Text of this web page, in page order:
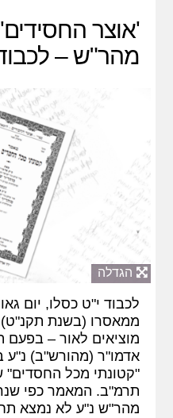
'אוצר
מהר"ש –
הגדלה
לכבוד י"ט כסלו, יום
ממאסרו (בשנת
מוציאים לאור –
אדמו"ר (מהורש"ב) נ"ע
"קטונתי מכל החסדים"
תרמ"ב. המאמר כפי
מהר"ש נ"ע לא נמצא